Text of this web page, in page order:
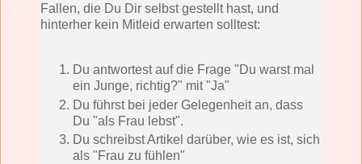
Fallen, die Du Dir selbst gestellt hast, und
hinterher kein Mitleid erwarten solltest:
Du antwortest auf die Frage "Du warst mal
ein Junge, richtig?" mit "Ja"
Du führst bei jeder Gelegenheit an, dass
Du "als Frau lebst".
Du schreibst Artikel darüber, wie es ist, sich
als "Frau zu fühlen"